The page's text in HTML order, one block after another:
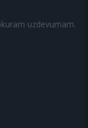
uzdevumam.